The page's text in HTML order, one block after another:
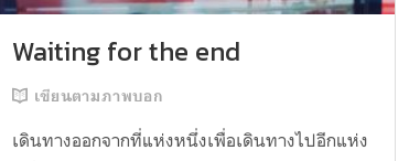
Waiting for the end
เขียนตามภาพบอก
เดินทางออกจากที่แห่งหนึ่งเพื่อเดินทางไปอีกแห่ง